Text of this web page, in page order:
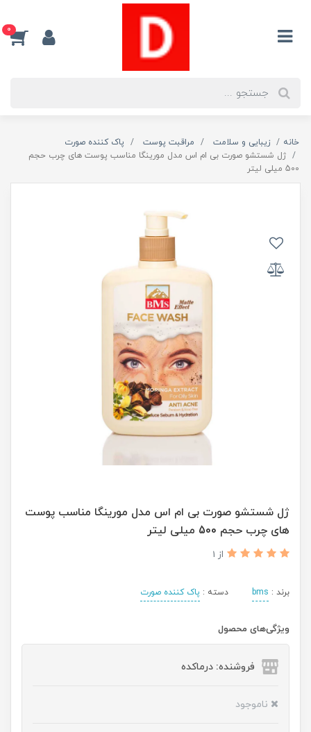
0
خانه زیبایی و سلامت مراقبت پوست
پاک کننده صورت
ژل شستشو صورت بی ام اس مدل مورینگا مناسب پوست های چرب حجم
500 میلی لیتر
ژل شستشو صورت بی ام اس مدل مورینگا مناسب پوست
های چرب حجم 500 میلی لیتر
از 1
برند : bms دسته : پاک کننده صورت
ویژگی‌های محصول
فروشنده: درماکده
ناموجود